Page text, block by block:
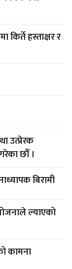
किर्ते हस्ताक्षर र
उत्प्रेरक
छौँ ।
बिरामी
ल्याएको
कामना